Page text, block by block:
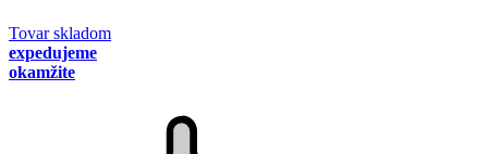
Tovar skladom
expedujeme
okamžite